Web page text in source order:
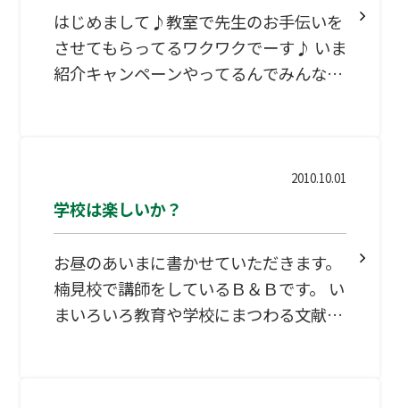
域も多かったようです。みなさんくれぐ
れも体調には気をつけてください。 とこ
ろで、秋といえば皆さんは何を思い浮か
ってもなかなか取り組めてないこと何か
はじめまして♪教室で先生のお手伝いを
させてもらってるワクワクでーす♪ いま
紹介キャンペーンやってるんでみんな友
2010.10.01
学校は楽しいか？
お昼のあいまに書かせていただきます。
楠見校で講師をしているＢ＆Ｂです。 い
まいろいろ教育や学校にまつわる文献を